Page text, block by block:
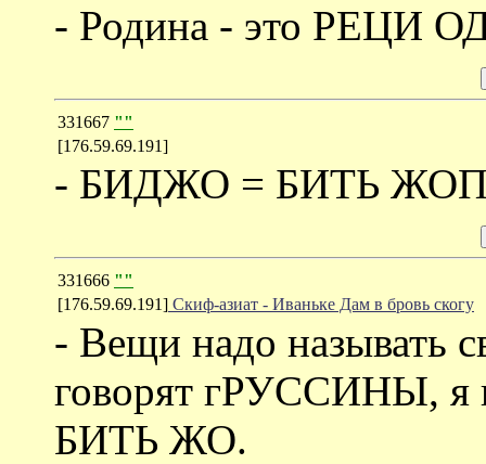
- Родина - это РЕЦИ
331667 ""
[176.59.69.191]
- БИДЖО = БИТЬ ЖОПУ
331666 ""
[176.59.69.191] Скиф-азиат - Иваньке Дам в бровь скогу
- Вещи надо называть
говорят гРУССИНЫ, я
БИТЬ ЖО.